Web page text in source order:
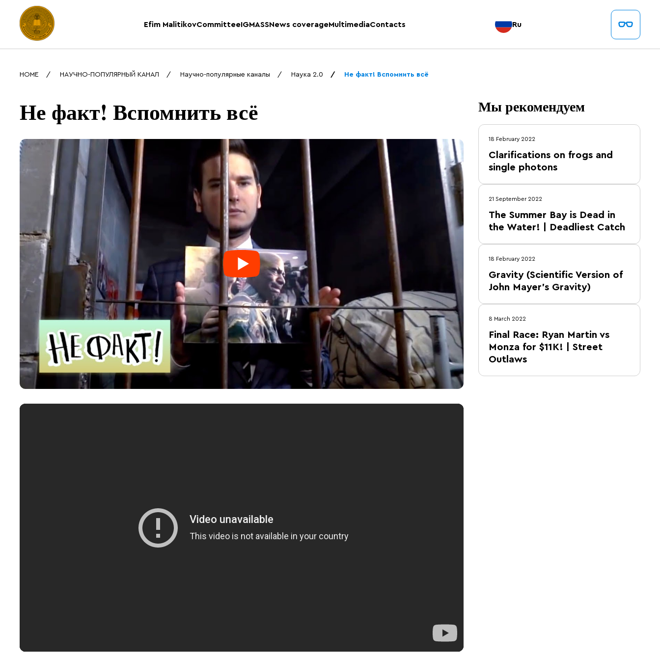
Efim MalitikovCommitteeIGMASSNews coverageMultimediaContacts Ru
HOME НАУЧНО-ПОПУЛЯРНЫЙ КАНАЛ Научно-популярные каналы Наука 2.0 Не факт! Вспомнить всё
Не факт! Вспомнить всё Мы рекомендуем
18 February 2022
Clarifications on frogs and
single photons
21 September 2022
The Summer Bay is Dead in
the Water! | Deadliest Catch
18 February 2022
Gravity (Scientific Version of
John Mayer’s Gravity)
8 March 2022
Final Race: Ryan Martin vs
Monza for $11K! | Street
Outlaws